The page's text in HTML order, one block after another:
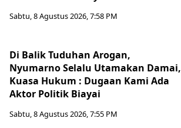
Sabtu, 8 Agustus 2026, 7:58 PM
Di Balik Tuduhan Arogan,
Nyumarno Selalu Utamakan Damai,
Kuasa Hukum : Dugaan Kami Ada
Aktor Politik Biayai
Sabtu, 8 Agustus 2026, 7:55 PM